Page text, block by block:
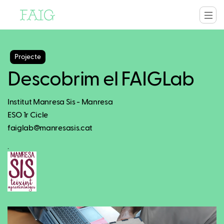
Projecte
Descobrim el FAIGLab
Institut Manresa Sis - Manresa
ESO 1r Cicle
faiglab@manresasis.cat
.